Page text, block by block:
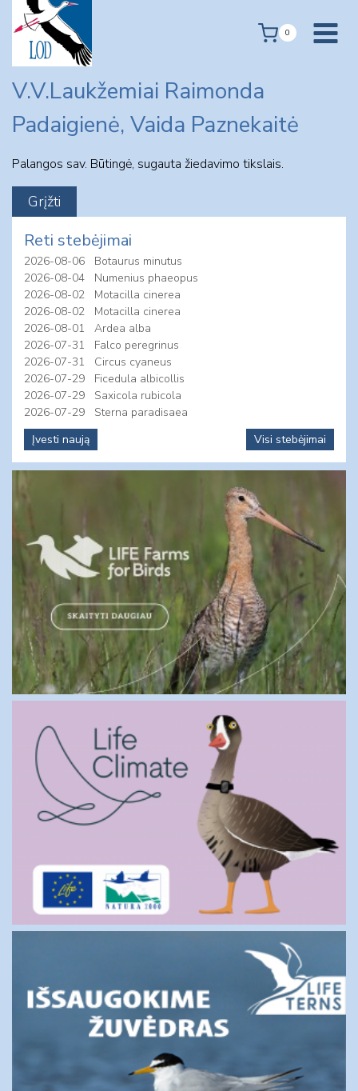
content
0
V.V.Laukžemiai Raimonda
Padaigienė, Vaida Paznekaitė
Palangos sav. Būtingė, sugauta žiedavimo tikslais.
Reti stebėjimai
2026-08-06
Botaurus minutus
2026-08-04
Numenius phaeopus
2026-08-02
Motacilla cinerea
2026-08-02
Motacilla cinerea
2026-08-01
Ardea alba
2026-07-31
Falco peregrinus
2026-07-31
Circus cyaneus
2026-07-29
Ficedula albicollis
2026-07-29
Saxicola rubicola
2026-07-29
Sterna paradisaea
Įvesti naują
Visi stebėjimai